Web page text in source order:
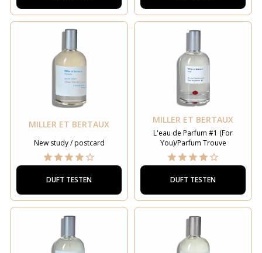
MILLER ET BERTAUX
New study / postcard
DUFT TESTEN
MILLER ET BERTAUX
L'eau de Parfum #1 (For
You)/Parfum Trouve
DUFT TESTEN